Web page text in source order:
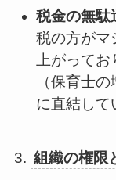
税金の無駄
税の方がマ
上がって
（保育士
に直結して
3. 組織の権限